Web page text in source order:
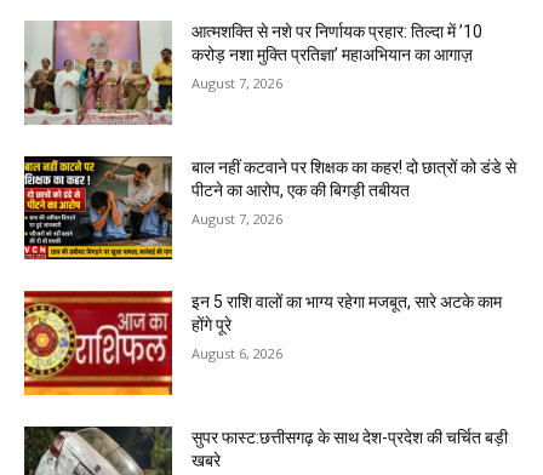
आत्मशक्ति से नशे पर निर्णायक प्रहार: तिल्दा में ’10
करोड़ नशा मुक्ति प्रतिज्ञा’ महाअभियान का आगाज़
August 7, 2026
बाल नहीं कटवाने पर शिक्षक का कहर! दो छात्रों को डंडे से
पीटने का आरोप, एक की बिगड़ी तबीयत
August 7, 2026
इन 5 राशि वालों का भाग्य रहेगा मजबूत, सारे अटके काम
होंगे पूरे
August 6, 2026
सुपर फास्ट:छत्तीसगढ़ के साथ देश-प्रदेश की चर्चित बड़ी
खबरे